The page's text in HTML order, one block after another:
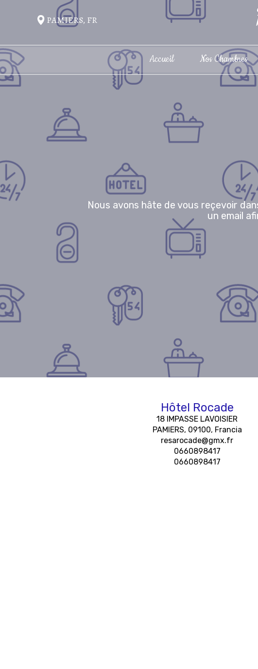
PAMIERS, FR
Accueil Nos Chambres
Nous avons hâte de vous reçevoir
un email
Hôtel Rocade
18 IMPASSE LAVOISIER
PAMIERS, 09100, Francia
resarocade@gmx.fr
0660898417
0660898417